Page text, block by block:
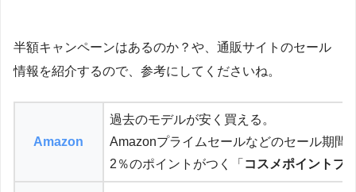
半額キャンペーンはあるのか？や、通販サイトのセール
情報を紹介するので、参考にしてくださいね。
Amazon
過去のモデルが安く買える。
Amazonプライムセールなどのセール期間
2％のポイントがつく「 コスメポイントプ